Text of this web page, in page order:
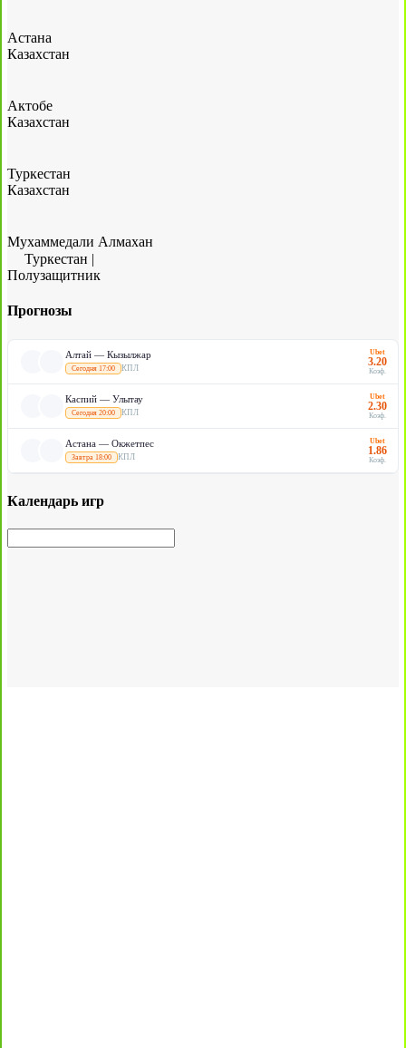
Астана
Казахстан
Актобе
Казахстан
Туркестан
Казахстан
Мухаммедали Алмахан
Туркестан |
Полузащитник
Прогнозы
Алтай — Кызылжар
Сегодня 17:00 КПЛ
Ubet
3.20
Коэф.
Каспий — Улытау
Сегодня 20:00 КПЛ
Ubet
2.30
Коэф.
Астана — Окжетпес
Завтра 18:00 КПЛ
Ubet
1.86
Коэф.
Календарь игр